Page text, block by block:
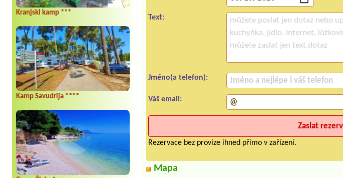
Kranjski kamp ***
Kamp Savudrija ****
Text:
Jméno(a telefon):
Váš email:
Rezervace bez provize ihned přímo v zařízení.
Mapa